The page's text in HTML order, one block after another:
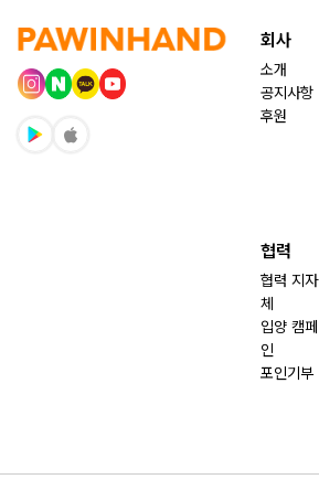
회사
소개
공지사항
후원
협력
협력 지자
체
입양 캠페
인
포인기부